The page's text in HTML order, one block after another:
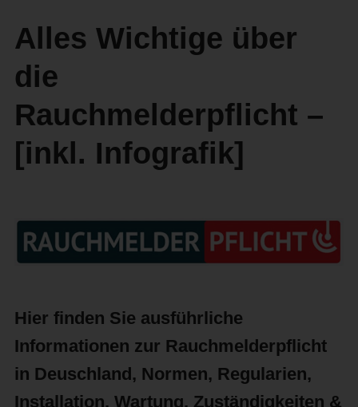
Alles Wichtige über
die
Rauchmelderpflicht –
[inkl. Infografik]
Hier finden Sie ausführliche
Informationen zur Rauchmelderpflicht
in Deuschland, Normen, Regularien,
Installation, Wartung, Zuständigkeiten &